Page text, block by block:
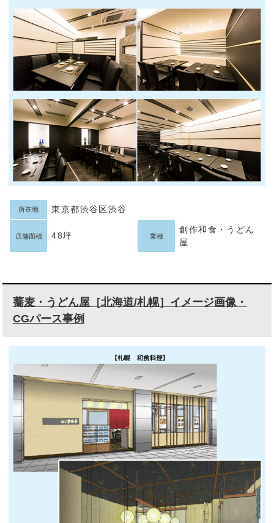
所在地 東京都渋谷区渋谷
店舗面積 48坪 業種
創作和食・うどん
屋
蕎麦・うどん屋［北海道/札幌］イメージ画像・
CGパース事例